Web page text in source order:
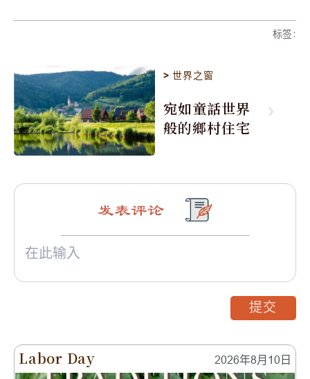
标签:
>世界之窗
宛如童話世界
般的鄉村住宅
Labor Day 2026年8月10日
发表评论
提交